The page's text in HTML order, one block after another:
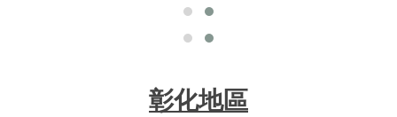
彰化地區